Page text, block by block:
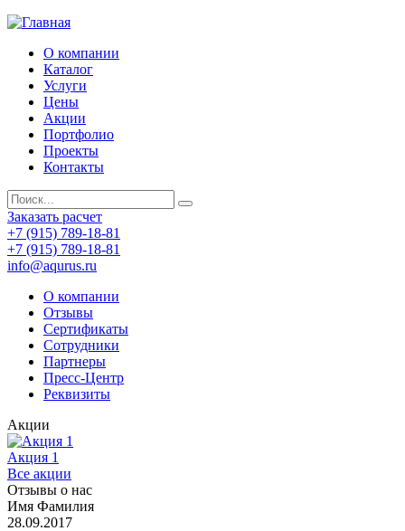
О компании
Каталог
Услуги
Цены
Акции
Портфолио
Проекты
Контакты
Заказать расчет
+7 (915) 789-18-81
+7 (915) 789-18-81
info@aqurus.ru
О компании
Отзывы
Сертификаты
Сотрудники
Партнеры
Пресс-Центр
Реквизиты
Акции
Акция 1
Все акции
Отзывы о нас
Имя Фамилия
28.09.2017